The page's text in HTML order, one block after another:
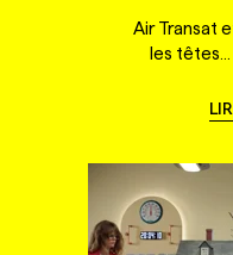
Air Transat
les